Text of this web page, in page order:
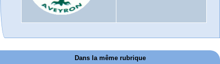
Dans la même rubrique